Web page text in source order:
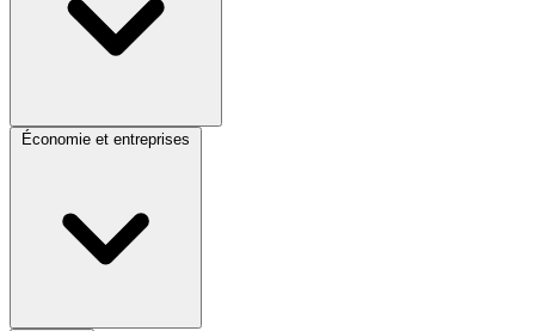
Économie et entreprises